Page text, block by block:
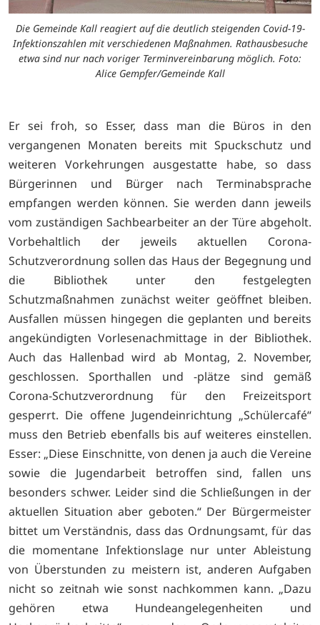
Die Gemeinde Kall reagiert auf die deutlich steigenden Covid-19-
Infektionszahlen mit verschiedenen Maßnahmen. Rathausbesuche
etwa sind nur nach voriger Terminvereinbarung möglich. Foto:
Alice Gempfer/Gemeinde Kall
Er sei froh, so Esser, dass man die Büros in den
vergangenen Monaten bereits mit Spuckschutz und
weiteren Vorkehrungen ausgestatte habe, so dass
Bürgerinnen und Bürger nach Terminabsprache
empfangen werden können. Sie werden dann jeweils
vom zuständigen Sachbearbeiter an der Türe abgeholt.
Vorbehaltlich der jeweils aktuellen Corona-
Schutzverordnung sollen das Haus der Begegnung und
die Bibliothek unter den festgelegten
Schutzmaßnahmen zunächst weiter geöffnet bleiben.
Ausfallen müssen hingegen die geplanten und bereits
angekündigten Vorlesenachmittage in der Bibliothek.
Auch das Hallenbad wird ab Montag, 2. November,
geschlossen. Sporthallen und -plätze sind gemäß
Corona-Schutzverordnung für den Freizeitsport
gesperrt. Die offene Jugendeinrichtung „Schülercafé“
muss den Betrieb ebenfalls bis auf weiteres einstellen.
Esser: „Diese Einschnitte, von denen ja auch die Vereine
sowie die Jugendarbeit betroffen sind, fallen uns
besonders schwer. Leider sind die Schließungen in der
aktuellen Situation aber geboten.“ Der Bürgermeister
bittet um Verständnis, dass das Ordnungsamt, für das
die momentane Infektionslage nur unter Ableistung
von Überstunden zu meistern ist, anderen Aufgaben
nicht so zeitnah wie sonst nachkommen kann. „Dazu
gehören etwa Hundeangelegenheiten und